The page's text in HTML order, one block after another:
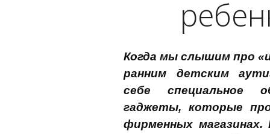
Когда мы слышим про
ранним детским
себе специальное
гаджеты, которые
фирменных